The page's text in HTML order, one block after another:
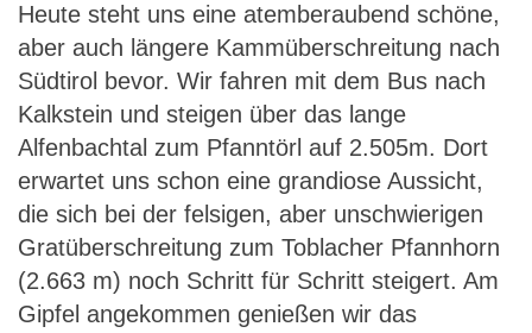
Heute steht uns eine atemberaubend schöne,
aber auch längere Kammüberschreitung nach
Südtirol bevor. Wir fahren mit dem Bus nach
Kalkstein und steigen über das lange
Alfenbachtal zum Pfanntörl auf 2.505m. Dort
erwartet uns schon eine grandiose Aussicht,
die sich bei der felsigen, aber unschwierigen
Gratüberschreitung zum Toblacher Pfannhorn
(2.663 m) noch Schritt für Schritt steigert. Am
Gipfel angekommen genießen wir das